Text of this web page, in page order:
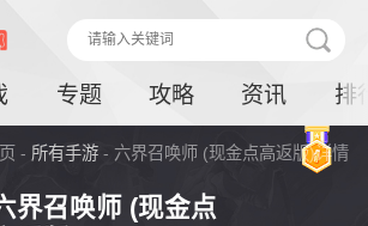
专题 攻略 资讯 排
- 所有手游 - 六界召唤师 (现金点高返版)详情
界召唤师 (现金点